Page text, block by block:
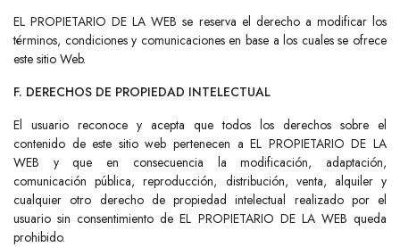
EL PROPIETARIO DE LA WEB se reserva el derecho a modificar los
términos, condiciones y comunicaciones en base a los cuales se ofrece
este sitio Web.
F. DERECHOS DE PROPIEDAD INTELECTUAL
El usuario reconoce y acepta que todos los derechos sobre el
contenido de este sitio web pertenecen a EL PROPIETARIO DE LA
WEB y que en consecuencia la modificación, adaptación,
comunicación pública, reproducción, distribución, venta, alquiler y
cualquier otro derecho de propiedad intelectual realizado por el
usuario sin consentimiento de EL PROPIETARIO DE LA WEB queda
prohibido.